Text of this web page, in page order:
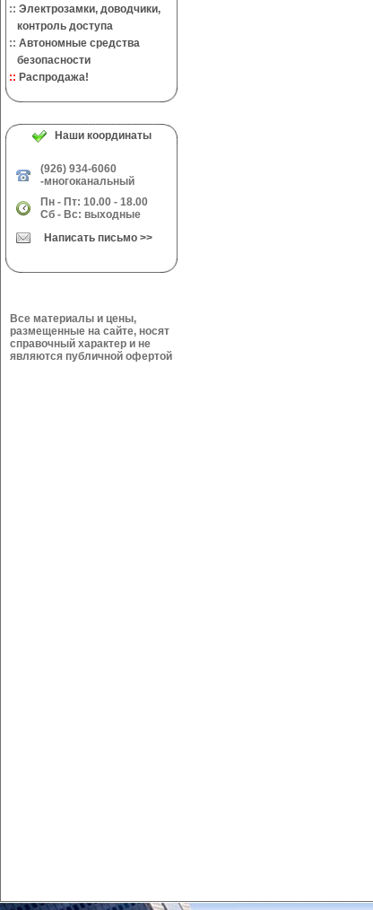
:: Электрозамки, доводчики,
контроль доступа
:: Автономные средства
безопасности
:: Распродажа!
Наши координаты
(926) 934-6060
-многоканальный
Пн - Пт: 10.00 - 18.00
Сб - Вс: выходные
Написать письмо >>
Все материалы и цены,
размещенные на сайте, носят
справочный характер и не
являются публичной офертой